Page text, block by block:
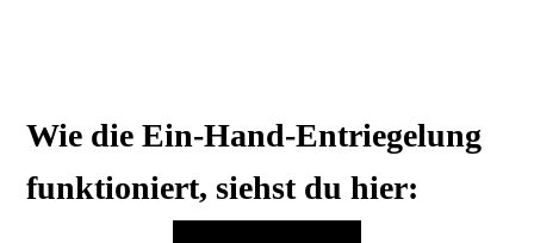
Wie die Ein-Hand-Entriegelung
funktioniert, siehst du hier: